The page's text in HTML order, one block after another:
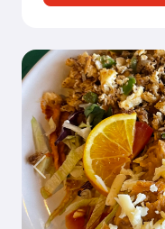
Previous